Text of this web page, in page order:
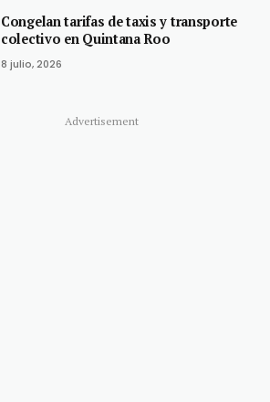
Congelan tarifas de taxis y transporte
colectivo en Quintana Roo
8 julio, 2026
Advertisement